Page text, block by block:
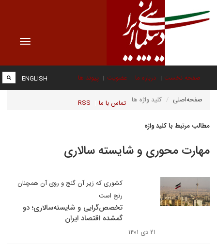
Toggle
صفحه نخست درباره ما عضویت پیوند ها
تماس با ما RSS
ENGLISH
صفحه‌اصلی کلید واژه ها
مطالب مرتبط با کلید واژه
مهارت محوری و شایسته سالاری
کشوری که زیر آن گنج و روی آن همچنان
رنج است
تخصص‌گرایی و شایسته‌سالاری؛ دو
گمشده اقتصاد ایران
۲۱ دی ۱۴۰۱